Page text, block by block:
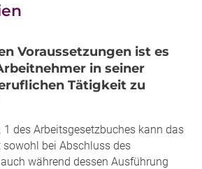
Voraussetzungen ist es
in seiner
Tätigkeit zu
1 des Arbeitsgesetzbuches kann das
sowohl bei Abschluss des
während dessen Ausführung